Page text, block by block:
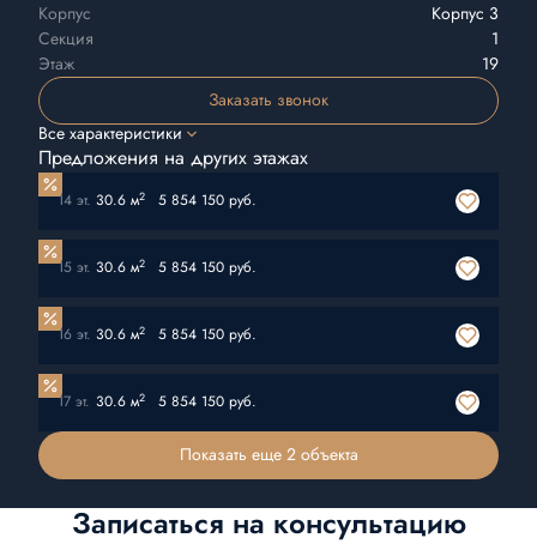
Корпус
Корпус 3
Секция
1
Этаж
19
Заказать звонок
Все характеристики
Предложения на других этажах
14 эт. 30.6 м2 5 854 150 руб.
15 эт. 30.6 м2 5 854 150 руб.
16 эт. 30.6 м2 5 854 150 руб.
17 эт. 30.6 м2 5 854 150 руб.
Показать еще 2 объектa
Записаться на консультацию